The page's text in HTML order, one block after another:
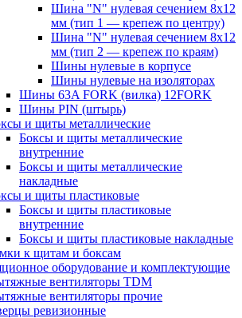
Шина "N" нулевая сечением 8х12
мм (тип 1 — крепеж по центру)
Шина "N" нулевая сечением 8х12
мм (тип 2 — крепеж по краям)
Шины нулевые в корпусе
Шины нулевые на изоляторах
Шины 63A FORK (вилка) 12FORK
Шины PIN (штырь)
и щиты металлические
Боксы и щиты металлические
внутренние
Боксы и щиты металлические
накладные
и щиты пластиковые
Боксы и щиты пластиковые
внутренние
Боксы и щиты пластиковые накладные
к щитам и боксам
оборудование и комплектующие
вентиляторы TDM
вентиляторы прочие
ревизионные